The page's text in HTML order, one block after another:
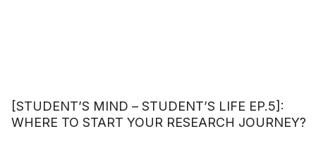
[STUDENT’S MIND – STUDENT’S LIFE EP.5]:
WHERE TO START YOUR RESEARCH JOURNEY?